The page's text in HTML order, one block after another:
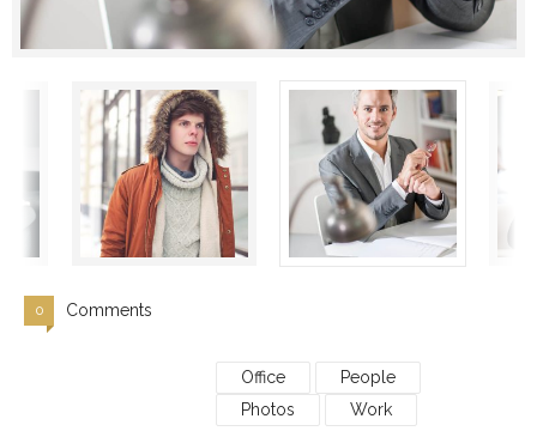
0 Comments
Office
People
Photos
Work